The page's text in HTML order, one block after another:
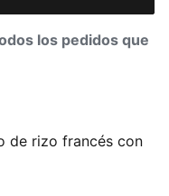
los pedidos que
de rizo francés con
relajado. Los
añaden